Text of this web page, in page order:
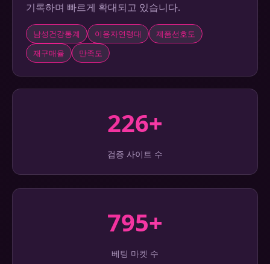
기록하며 빠르게 확대되고 있습니다.
남성건강통계 이용자연령대
제품선호도
재구매율
만족도
226+
검증 사이트 수
795+
베팅 마켓 수